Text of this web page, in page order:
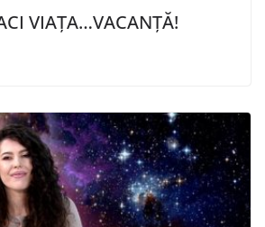
VIAȚA…VACANȚĂ!